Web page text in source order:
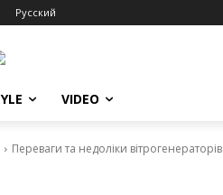
Русский
VIDEO
Переваги та недоліки вітрогенераторів